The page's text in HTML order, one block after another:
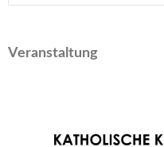
nach:
Veranstaltung